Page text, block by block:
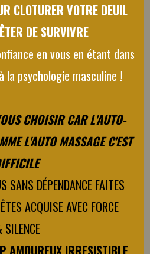
CLOTURER VOTRE DEUIL
DE SURVIVRE
en vous en étant dans
psychologie masculine !
CHOISIR CAR L'AUTO-
L'AUTO MASSAGE C'EST
SANS DÉPENDANCE FAITES
ACQUISE AVEC FORCE
SILENCE